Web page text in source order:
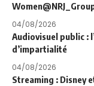
04/08/2026
Audiovisuel public :
d’impartialité
04/08/2026
Streaming : Disney